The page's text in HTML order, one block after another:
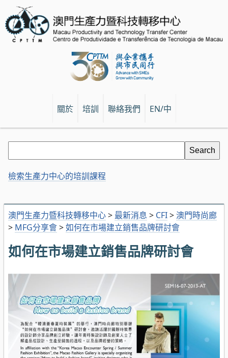
關於 培訓 聯絡我們 EN/中
澳門生產力暨科技轉移中心> 最新消息 > CFI> 澳門時尚廊
> MFG分享會>如何在市場建立銷售品牌研討會
如何在市場建立銷售品牌研討會
檢索生產力中心的培訓課程